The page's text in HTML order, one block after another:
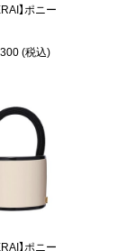
】ポニー
(税込)
】ポニー